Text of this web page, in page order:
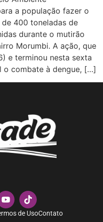
a população fazer o
400 toneladas de
durante o mutirão
Morumbi. A ação, que
e terminou nesta sexta
combate à dengue, […]
de UsoContato